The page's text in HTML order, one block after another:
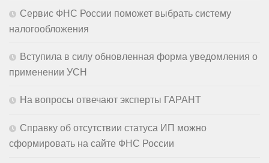
Сервис ФНС России поможет выбрать систему
налогообложения
Вступила в силу обновленная форма уведомления о
применении УСН
На вопросы отвечают эксперты ГАРАНТ
Справку об отсутствии статуса ИП можно
сформировать на сайте ФНС России